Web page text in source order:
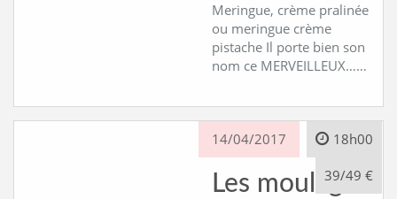
Meringue, crème pralinée
ou meringue crème
pistache Il porte bien son
nom ce MERVEILLEUX……
14/04/2017 18h00
39/49 €
Les moulages